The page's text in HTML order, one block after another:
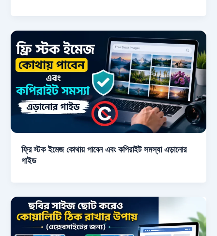
ফ্রি স্টক ইমেজ কোথায় পাবেন এবং কপিরাইট সমস্যা এড়ানোর
গাইড